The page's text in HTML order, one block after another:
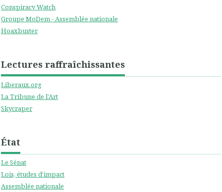
Conspiracy Watch
Groupe MoDem - Assemblée nationale
Hoaxbuster
Lectures raffraîchissantes
Liberaux.org
La Tribune de l'Art
Skycraper
État
Le Sénat
Lois, études d'impact
Assemblée nationale